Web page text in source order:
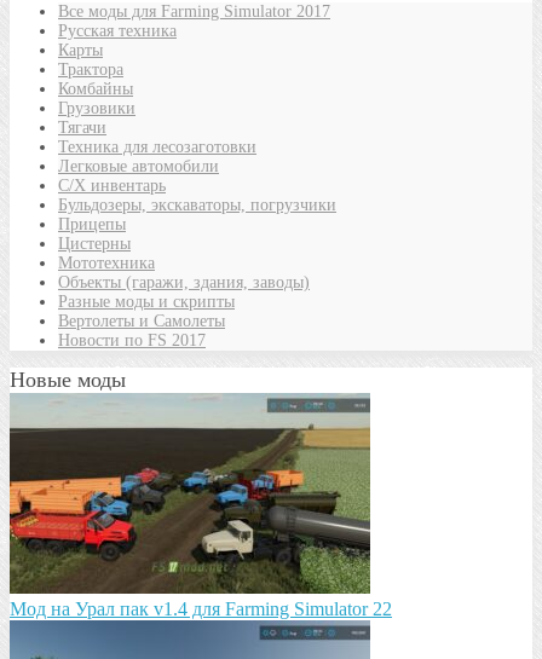
Все моды для Farming Simulator 2017
Русская техника
Карты
Трактора
Комбайны
Грузовики
Тягачи
Техника для лесозаготовки
Легковые автомобили
С/Х инвентарь
Бульдозеры, экскаваторы, погрузчики
Прицепы
Цистерны
Мототехника
Объекты (гаражи, здания, заводы)
Разные моды и скрипты
Вертолеты и Самолеты
Новости по FS 2017
Новые моды
Мод на Урал пак v1.4 для Farming Simulator 22